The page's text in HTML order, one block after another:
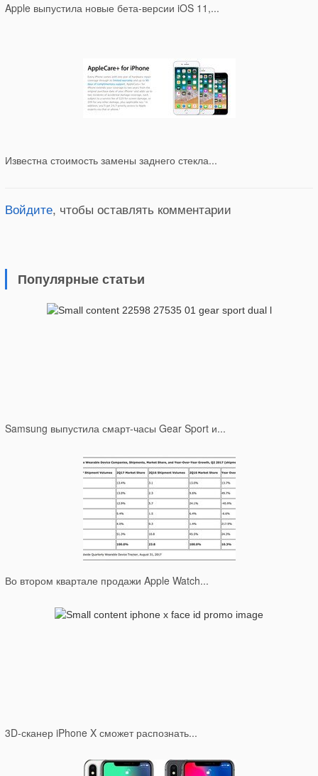
Apple выпустила новые бета-версии iOS 11,...
Известна стоимость замены заднего стекла...
Войдите, чтобы оставлять комментарии
Популярные статьи
Samsung выпустила смарт-часы Gear Sport и...
Во втором квартале продажи Apple Watch...
3D-сканер iPhone X сможет распознать...